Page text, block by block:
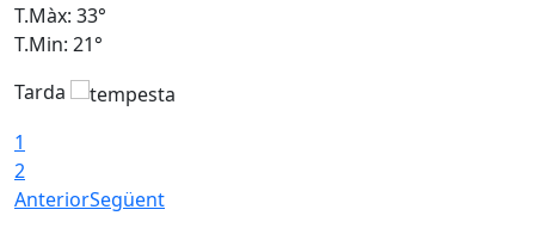
T.Màx: 33°
T.Min: 21°
Tarda
1
2
AnteriorSegüent